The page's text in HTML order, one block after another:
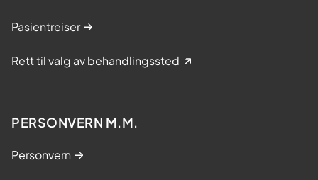
Pasientreiser
Rett til valg av behandlingssted
PERSONVERN M.M.
Personvern